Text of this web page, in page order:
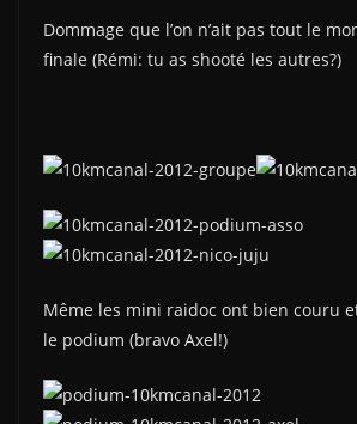
Dommage que l’on n’ait pas tout le
finale (Rémi: tu as shooté les autres?)
Même les mini raidoc ont bien couru
le podium (bravo Axel!)